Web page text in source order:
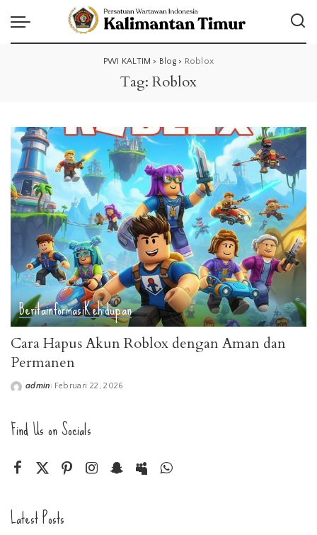
PWI KALTIM > Blog> Roblox
Tag: Roblox
BeritainformasiKehidupan
Cara Hapus Akun Roblox dengan Aman dan
Permanen
Posted
admin Februari 22, 2026
Find Us on Socials
Latest Posts